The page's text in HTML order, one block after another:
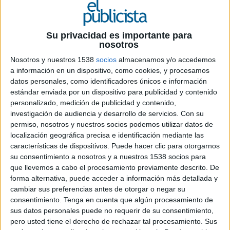
Su privacidad es importante para
nosotros
Nosotros y nuestros 1538 socios almacenamos y/o accedemos
a información en un dispositivo, como cookies, y procesamos
datos personales, como identificadores únicos e información
estándar enviada por un dispositivo para publicidad y contenido
personalizado, medición de publicidad y contenido,
investigación de audiencia y desarrollo de servicios. Con su
permiso, nosotros y nuestros socios podemos utilizar datos de
localización geográfica precisa e identificación mediante las
características de dispositivos. Puede hacer clic para otorgarnos
su consentimiento a nosotros y a nuestros 1538 socios para
que llevemos a cabo el procesamiento previamente descrito. De
forma alternativa, puede acceder a información más detallada y
cambiar sus preferencias antes de otorgar o negar su
consentimiento. Tenga en cuenta que algún procesamiento de
sus datos personales puede no requerir de su consentimiento,
pero usted tiene el derecho de rechazar tal procesamiento. Sus
La boutique creativa fundada por Germán
Silva con oficinas en Madrid y Milán es la
tercera adquisición del grupo liderado por
PS21, tras Redbility y ES3
Jungle21 (J21) adquiere la boutique creativa Pink.
Esta operación forma parte de la estrategia de
crecimiento inorgánico de la compañía. Es la
tercera adquisición del ecosistema tras la
incorporación de Redbility y ES3 y la primera
desde su salida a bolsa. J21 ha creado un modelo
único de integración que permite mantener una
organización descentralizada y conservar la
independencia de sus miembros a la vez que se
crean vínculos de colaboración libre y sinergias
inteligentes.
Pink (PINK) se fundó en el año 2016, tiene
oficinas en España e Italia y ha desarrollado
proyectos creativos para compañías como Direct